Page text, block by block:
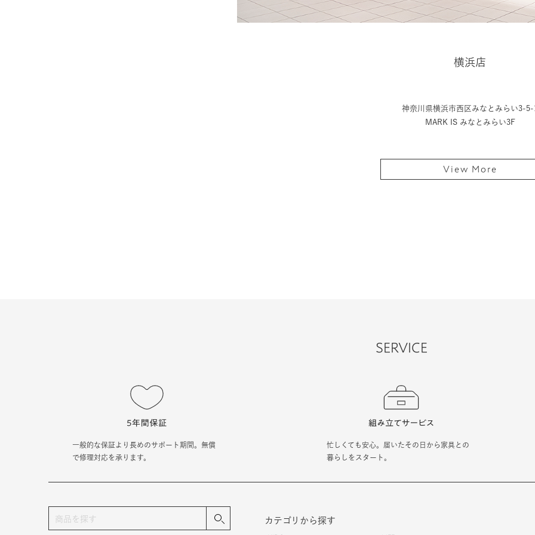
横浜店
神奈川県横浜市西区みなとみらい3-5-
MARK IS みなとみらい3F
View More
SERVICE
一般的な保証より長めのサポート期間。無償
で修理対応を承ります。
忙しくても安心。届いたその日から家具との
暮らしをスタート。
カテゴリから探す